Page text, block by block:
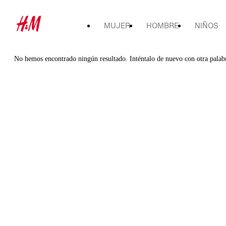
MUJER HOMBRE NIÑOS
No hemos encontrado ningún resultado. Inténtalo de nuevo con otra